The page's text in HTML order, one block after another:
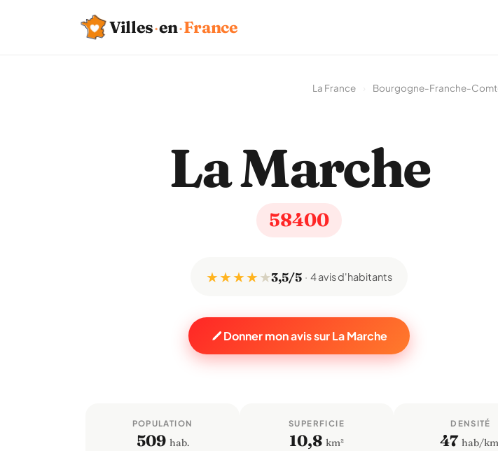
Villes·en·France
La France Bourgogne-Franche-
La Marche
58400
★ ★ ★ ★★3,5/5 4 avis d'habitants
Donner mon avis sur La Marche
POPULATION
509 hab.
SUPERFICIE
10,8 km²
DENSITÉ
47 hab/